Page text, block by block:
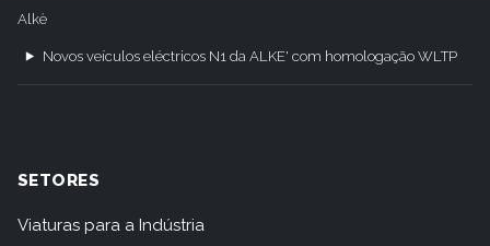
Alkè
Novos veículos eléctricos N1 da ALKE' com homologação WLTP
SETORES
Viaturas para a Indústria